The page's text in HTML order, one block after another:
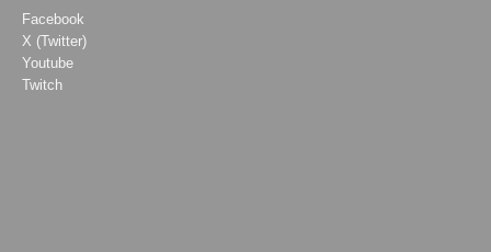
Facebook
X (Twitter)
Youtube
Twitch